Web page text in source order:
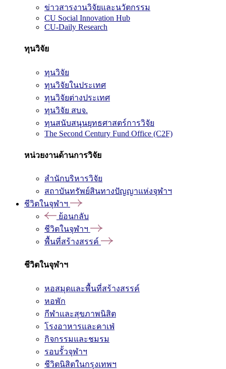
ข่าวสารงานวิจัยและนวัตกรรม
CU Social Innovation Hub
CU-Daily Research
ทุนวิจัย
ทุนวิจัย
ทุนวิจัยในประเทศ
ทุนวิจัยต่างประเทศ
ทุนวิจัย สบจ.
ทุนสนับสนุนยุทธศาสตร์การวิจัย
The Second Century Fund Office (C2F)
หน่วยงานด้านการวิจัย
สำนักบริหารวิจัย
สถาบันทรัพย์สินทางปัญญาแห่งจุฬาฯ
ชีวิตในจุฬาฯ
ย้อนกลับ
ชีวิตในจุฬาฯ
พื้นที่สร้างสรรค์
ชีวิตในจุฬาฯ
หอสมุดและพื้นที่สร้างสรรค์
หอพัก
กีฬาและสุขภาพนิสิต
โรงอาหารและคาเฟ่
กิจกรรมและชมรม
รอบรั้วจุฬาฯ
ชีวิตนิสิตในกรุงเทพฯ